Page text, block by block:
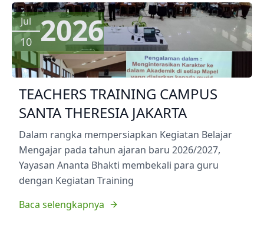
Jul
10 2026
TEACHERS TRAINING CAMPUS
SANTA THERESIA JAKARTA
Dalam rangka mempersiapkan Kegiatan Belajar
Mengajar pada tahun ajaran baru 2026/2027,
Yayasan Ananta Bhakti membekali para guru
dengan Kegiatan Training
Baca selengkapnya